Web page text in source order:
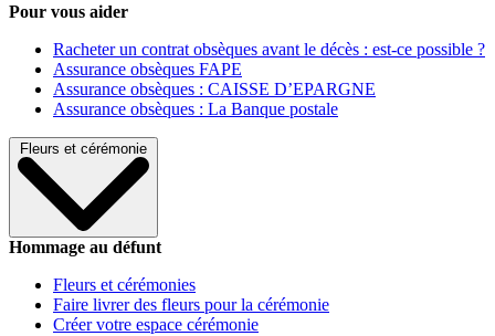
Pour vous aider
Racheter un contrat obsèques avant le décès : est-ce possible ?
Assurance obsèques FAPE
Assurance obsèques : CAISSE D’EPARGNE
Assurance obsèques : La Banque postale
Fleurs et cérémonie
Hommage au défunt
Fleurs et cérémonies
Faire livrer des fleurs pour la cérémonie
Créer votre espace cérémonie